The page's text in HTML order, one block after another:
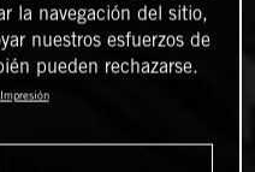
la navegación del sitio,
nuestros esfuerzos de
pueden rechazarse.
Impresión